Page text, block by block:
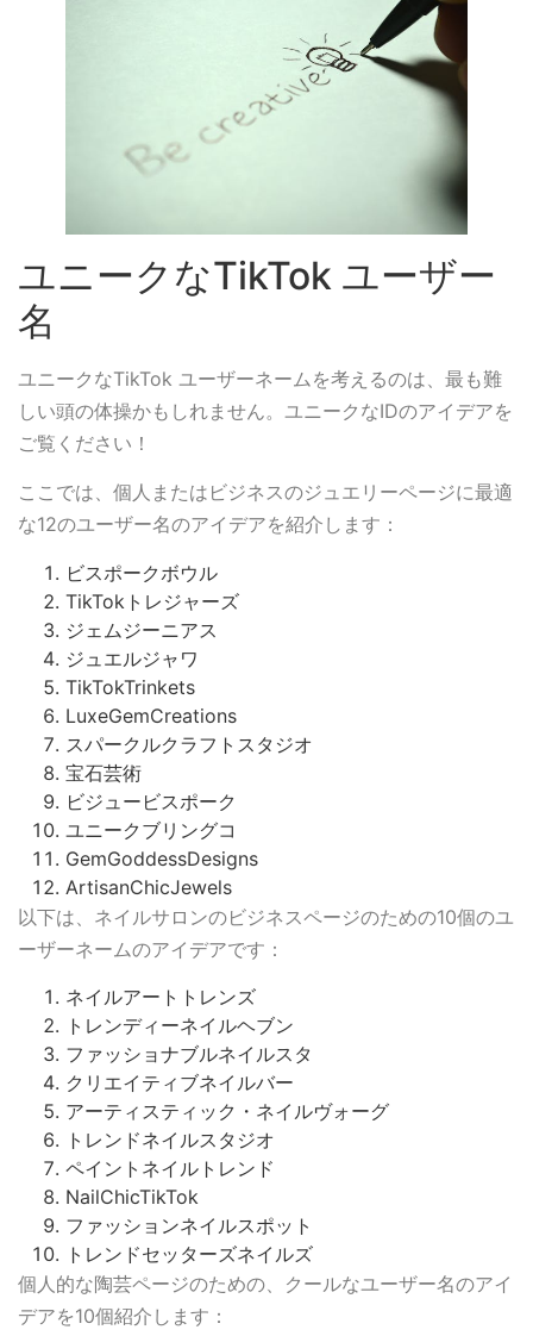
ユニークなTikTok ユーザー
名
ユニークなTikTok ユーザーネームを考えるのは、最も難
しい頭の体操かもしれません。ユニークなIDのアイデアを
ご覧ください！
ここでは、個人またはビジネスのジュエリーページに最適
な12のユーザー名のアイデアを紹介します：
ビスポークボウル
TikTokトレジャーズ
ジェムジーニアス
ジュエルジャワ
TikTokTrinkets
LuxeGemCreations
スパークルクラフトスタジオ
宝石芸術
ビジュービスポーク
ユニークブリングコ
GemGoddessDesigns
ArtisanChicJewels
以下は、ネイルサロンのビジネスページのための10個のユ
ーザーネームのアイデアです：
ネイルアートトレンズ
トレンディーネイルヘブン
ファッショナブルネイルスタ
クリエイティブネイルバー
アーティスティック・ネイルヴォーグ
トレンドネイルスタジオ
ペイントネイルトレンド
NailChicTikTok
ファッションネイルスポット
トレンドセッターズネイルズ
個人的な陶芸ページのための、クールなユーザー名のアイ
デアを10個紹介します：